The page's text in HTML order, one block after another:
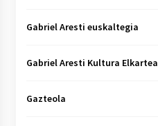
Gabriel Aresti euskaltegia
Gabriel Aresti Kultura Elkartea
Gazteola